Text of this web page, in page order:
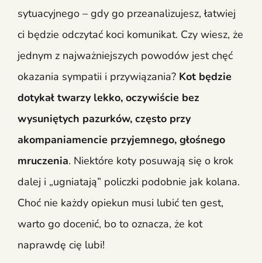
sytuacyjnego – gdy go przeanalizujesz, łatwiej
ci będzie odczytać koci komunikat. Czy wiesz, że
jednym z najważniejszych powodów jest chęć
okazania sympatii i przywiązania? Kot będzie
dotykał twarzy lekko, oczywiście bez
wysuniętych pazurków, często przy
akompaniamencie przyjemnego, głośnego
mruczenia. Niektóre koty posuwają się o krok
dalej i „ugniatają” policzki podobnie jak kolana.
Choć nie każdy opiekun musi lubić ten gest,
warto go docenić, bo to oznacza, że kot
naprawdę cię lubi!